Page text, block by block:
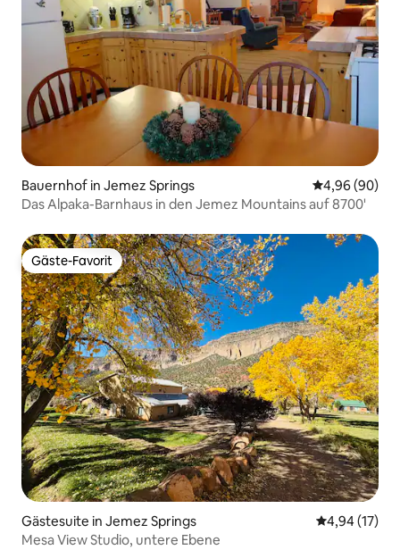
Bauernhof in Jemez Springs
4,96 (90)
Das Alpaka-Barnhaus in den Jemez Mountains auf 8700'
Gäste-Favorit
Gäste-Favorit
Gästesuite in Jemez Springs
4,94 (17)
Mesa View Studio, untere Ebene